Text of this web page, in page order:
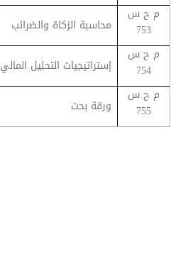
م ح س
753
محاسبة الزكاة والضرائب
م ح س
754
إستراتيجيات التحليل المالي
م ح س
755
ورقة بحث